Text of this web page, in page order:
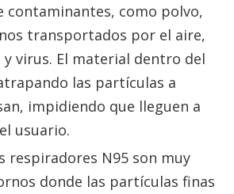
contaminantes, como polvo,
transportados por el aire,
virus. El material dentro del
las partículas a
impidiendo que lleguen a
usuario.
respiradores N95 son muy
donde las partículas finas